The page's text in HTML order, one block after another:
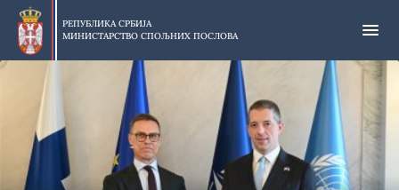
Прескочи
главни
део
садржаја
РЕПУБЛИКА СРБИЈА
МИНИСТАРСТВО СПОЉНИХ ПОСЛОВА